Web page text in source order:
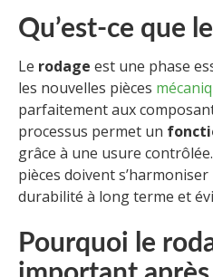
Qu’est-ce que
Le rodage est une phase
les nouvelles pièces
parfaitement aux
processus permet un
grâce à une usure
pièces doivent
durabilité à long terme et
Pourquoi le